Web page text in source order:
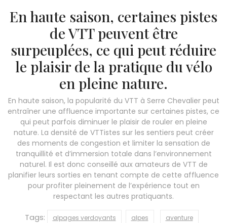
En haute saison, certaines pistes
de VTT peuvent être
surpeuplées, ce qui peut réduire
le plaisir de la pratique du vélo
en pleine nature.
En haute saison, la popularité du VTT à Serre Chevalier peut
entraîner une affluence importante sur certaines pistes, ce
qui peut parfois diminuer le plaisir de rouler en pleine
nature. La densité de VTTistes sur les sentiers peut créer
des moments de congestion et limiter la sensation de
tranquillité et d’immersion totale dans l’environnement
naturel. Il est donc conseillé aux amateurs de VTT de
planifier leurs sorties en tenant compte de cette affluence
pour profiter pleinement de l’expérience tout en
respectant les autres pratiquants.
Tags: alpages verdoyants alpes aventure